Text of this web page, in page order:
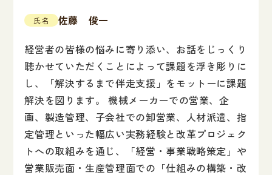
氏名
佐藤 俊一
経営者の皆様の悩みに寄り添い、お話をじっくり
聴かせていただくことによって課題を浮き彫りに
し、「解決するまで伴走支援」をモットーに課題
解決を図ります。 機械メーカーでの営業、企
画、製造管理、子会社での卸営業、人材派遣、指
定管理といった幅広い実務経験と改革プロジェク
トへの取組みを通じ、「経営・事業戦略策定」や
営業販売面・生産管理面での「仕組みの構築・改